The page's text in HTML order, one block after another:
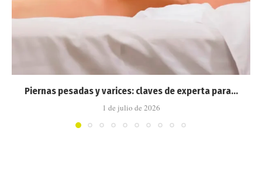
Piernas pesadas y varices: claves de experta para...
1 de julio de 2026